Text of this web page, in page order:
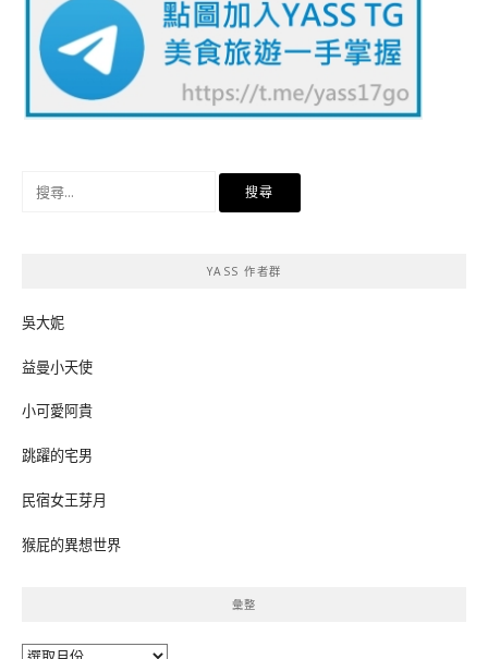
YASS 作者群
吳大妮
益曼小天使
小可愛阿貴
跳躍的宅男
民宿女王芽月
猴屁的異想世界
彙整
彙